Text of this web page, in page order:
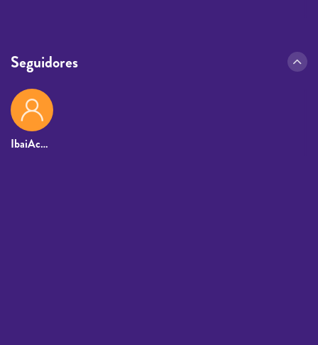
Seguidores
IbaiAcuchilloPunkDeEpinefrina